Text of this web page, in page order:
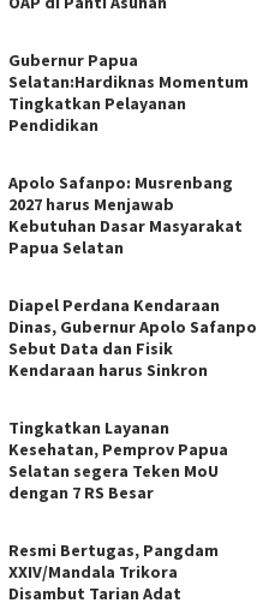
Gubernur Papua
Selatan:Hardiknas Momentum
Tingkatkan Pelayanan
Pendidikan
Apolo Safanpo: Musrenbang
2027 harus Menjawab
Kebutuhan Dasar Masyarakat
Papua Selatan
Diapel Perdana Kendaraan
Dinas, Gubernur Apolo Safanpo
Sebut Data dan Fisik
Kendaraan harus Sinkron
Tingkatkan Layanan
Kesehatan, Pemprov Papua
Selatan segera Teken MoU
dengan 7 RS Besar
Resmi Bertugas, Pangdam
XXIV/Mandala Trikora
Disambut Tarian Adat